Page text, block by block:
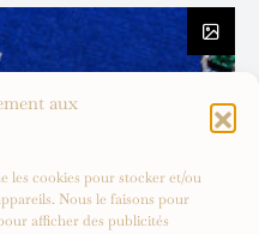
aux
les cookies pour stocker et/ou
Nous le faisons pour
afficher des publicités